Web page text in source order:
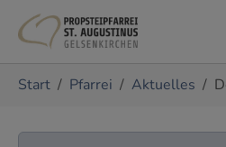
Start Pfarrei Aktuelles